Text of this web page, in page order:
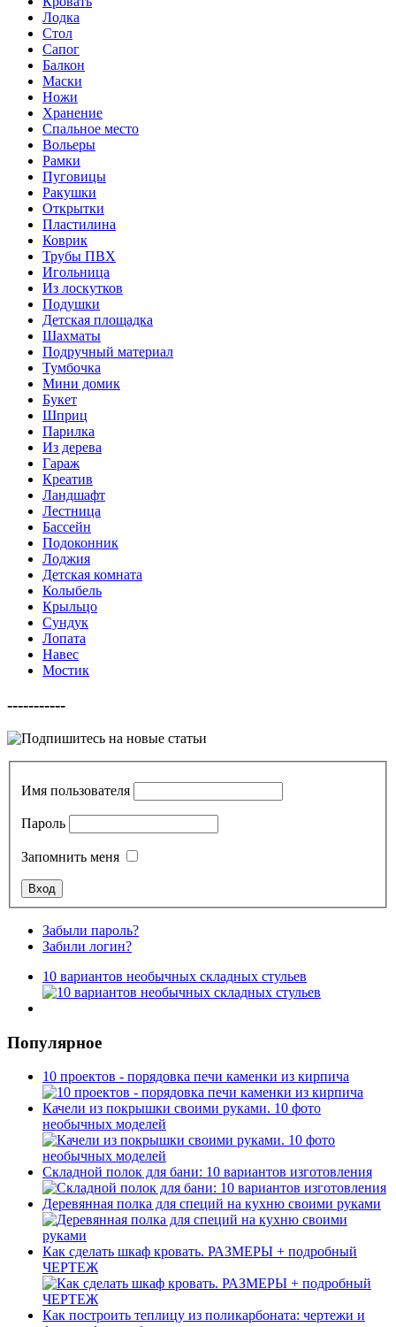
Лодка
Стол
Сапог
Балкон
Маски
Ножи
Хранение
Спальное место
Вольеры
Рамки
Пуговицы
Ракушки
Открытки
Пластилина
Коврик
Трубы ПВХ
Игольница
Из лоскутков
Подушки
Детская площадка
Шахматы
Подручный материал
Тумбочка
Мини домик
Букет
Шприц
Парилка
Из дерева
Гараж
Креатив
Ландшафт
Лестница
Бассейн
Подоконник
Лоджия
Детская комната
Колыбель
Крыльцо
Сундук
Лопата
Навес
Мостик
-----------
Имя пользователя
Пароль
Запомнить меня
Забыли пароль?
Забили логин?
10 вариантов необычных складных стульев
Популярное
10 проектов - порядовка печи каменки из кирпича
Качели из покрышки своими руками. 10 фото
необычных моделей
Складной полок для бани: 10 вариантов изготовления
Деревянная полка для специй на кухню своими руками
Как сделать шкаф кровать. РАЗМЕРЫ + подробный
ЧЕРТЕЖ
Как построить теплицу из поликарбоната: чертежи и